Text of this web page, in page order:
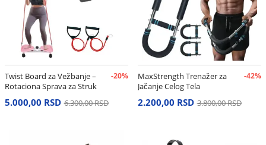
Twist Board za Vežbanje –
Rotaciona Sprava za Struk
-20%
5.000,00 RSD 6.300,00 RSD
MaxStrength Trenažer za
Jačanje Celog Tela
-42%
2.200,00 RSD 3.800,00 RSD